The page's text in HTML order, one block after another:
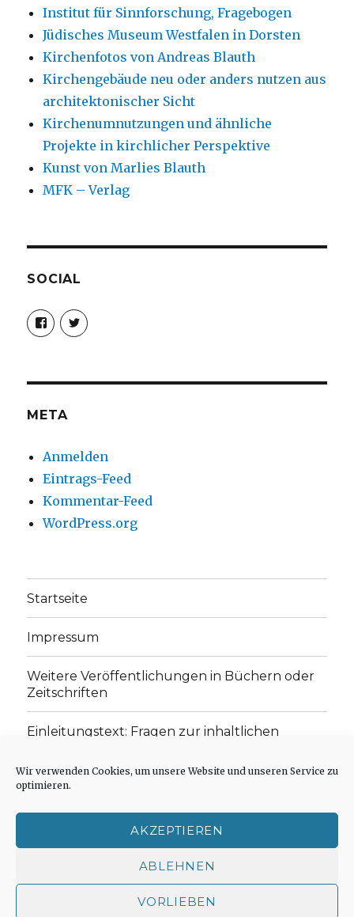
Wir verwenden Cookies, um unsere Website und unseren Service zu
optimieren.
AKZEPTIEREN
ABLEHNEN
VORLIEBEN
Institut für Sinnforschung, Fragebogen
Jüdisches Museum Westfalen in Dorsten
Kirchenfotos von Andreas Blauth
Kirchengebäude neu oder anders nutzen aus
architektonischer Sicht
Kirchenumnutzungen und ähnliche
Projekte in kirchlicher Perspektive
Kunst von Marlies Blauth
MFK – Verlag
SOCIAL
Profil
von
christoph.fleischer1
anzeigen
Profil
von
anzeigen
META
Anmelden
Eintrags-Feed
Kommentar-Feed
WordPress.org
Startseite
Impressum
Weitere Veröffentlichungen in Büchern oder
Zeitschriften
Einleitungstext: Fragen zur inhaltlichen
„schwachen Glaubens“
Cookie-Richtlinie (EU)
Impressum